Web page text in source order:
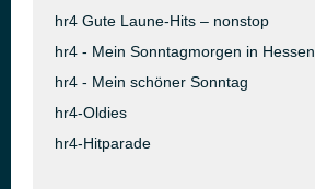
hr4 Gute Laune-Hits – nonstop
hr4 - Mein Sonntagmorgen in Hessen
hr4 - Mein schöner Sonntag
hr4-Oldies
hr4-Hitparade